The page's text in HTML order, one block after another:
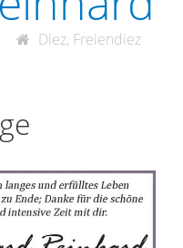
Diez, Freiendiez